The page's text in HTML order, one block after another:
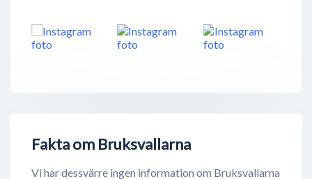
Fakta om Bruksvallarna
Vi har dessvärre ingen information om Bruksvallarna